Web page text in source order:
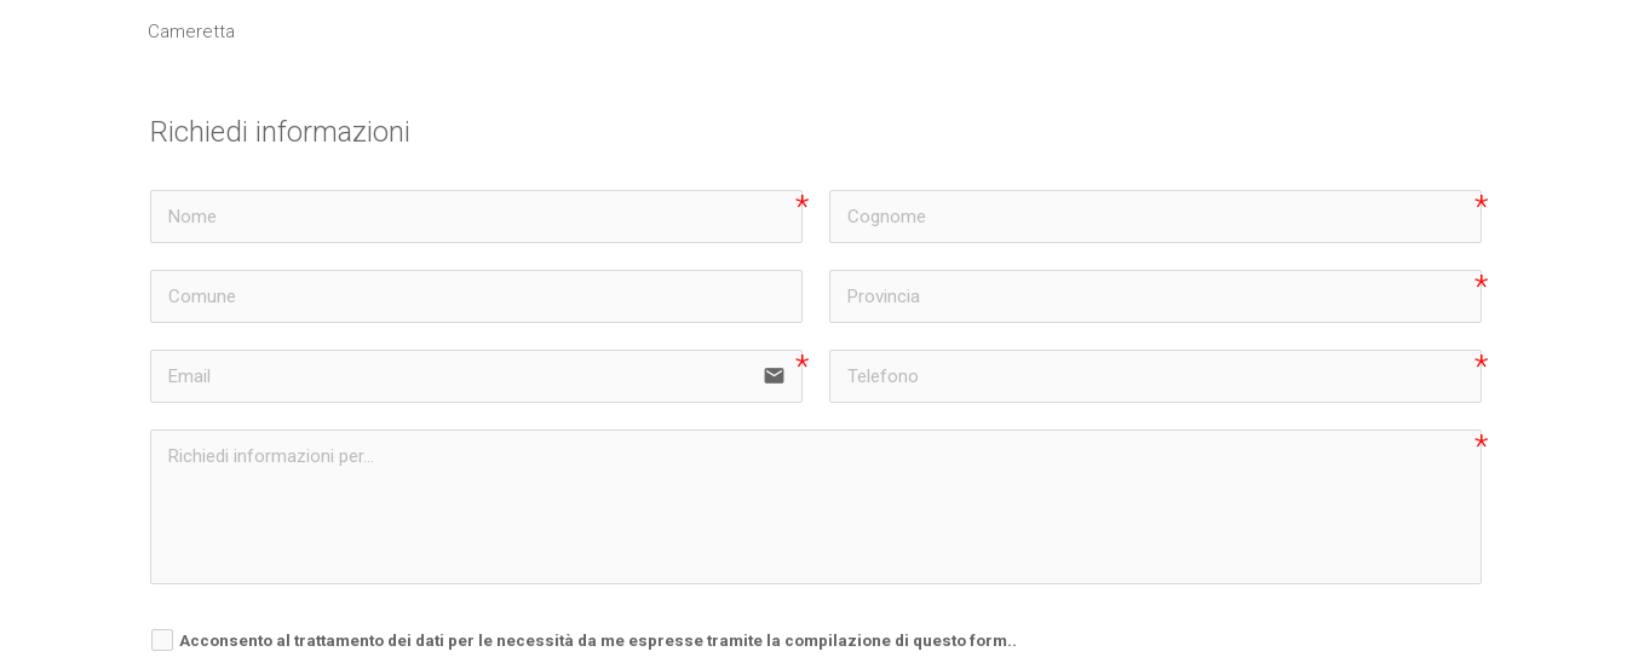
Cameretta
Richiedi informazioni
email
Acconsento al trattamento dei dati per le necessità da me espresse tramite la compilazione di questo form..